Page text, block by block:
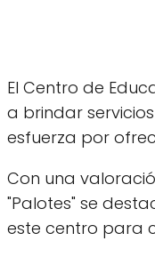
El Centro de
a brindar
esfuerza por
Con una
"Palotes" se
este centro para